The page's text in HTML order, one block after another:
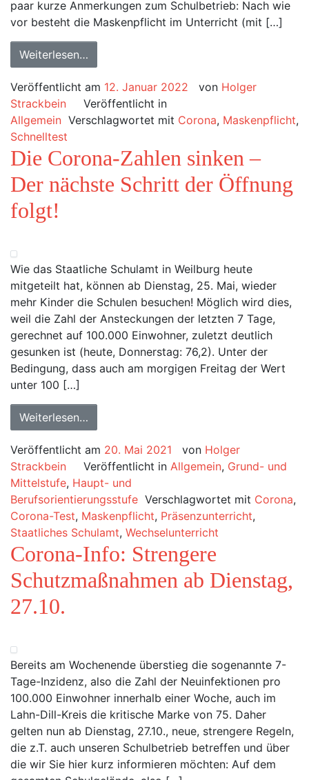
paar kurze Anmerkungen zum Schulbetrieb: Nach wie
vor besteht die Maskenpflicht im Unterricht (mit […]
Weiterlesen…
Veröffentlicht am 12. Januar 2022 von Holger
Strackbein
Veröffentlicht in
Allgemein Verschlagwortet mit Corona, Maskenpflicht,
Schnelltest
Die Corona-Zahlen sinken –
Der nächste Schritt der Öffnung
folgt!
Wie das Staatliche Schulamt in Weilburg heute
mitgeteilt hat, können ab Dienstag, 25. Mai, wieder
mehr Kinder die Schulen besuchen! Möglich wird dies,
weil die Zahl der Ansteckungen der letzten 7 Tage,
gerechnet auf 100.000 Einwohner, zuletzt deutlich
gesunken ist (heute, Donnerstag: 76,2). Unter der
Bedingung, dass auch am morgigen Freitag der Wert
unter 100 […]
Weiterlesen…
Veröffentlicht am 20. Mai 2021 von Holger
Strackbein
Veröffentlicht in Allgemein, Grund- und
Mittelstufe, Haupt- und
Berufsorientierungsstufe Verschlagwortet mit Corona,
Corona-Test, Maskenpflicht, Präsenzunterricht,
Staatliches Schulamt, Wechselunterricht
Corona-Info: Strengere
Schutzmaßnahmen ab Dienstag,
27.10.
Bereits am Wochenende überstieg die sogenannte 7-
Tage-Inzidenz, also die Zahl der Neuinfektionen pro
100.000 Einwohner innerhalb einer Woche, auch im
Lahn-Dill-Kreis die kritische Marke von 75. Daher
gelten nun ab Dienstag, 27.10., neue, strengere Regeln,
die z.T. auch unseren Schulbetrieb betreffen und über
die wir Sie hier kurz informieren möchten: Auf dem